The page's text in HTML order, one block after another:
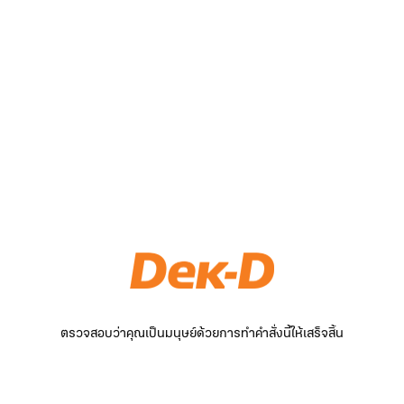
ตรวจสอบว่าคุณเป็นมนุษย์ด้วยการทำคำสั่งนี้ให้เสร็จสิ้น